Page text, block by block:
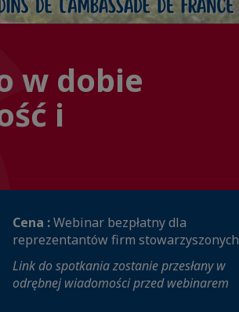
w dobie
i
Cena :Webinar bezpłatny dla
reprezentantów firm stowarzyszonych
Link do spotkania zostanie przesłany w
odrębnej wiadomości przed webinarem